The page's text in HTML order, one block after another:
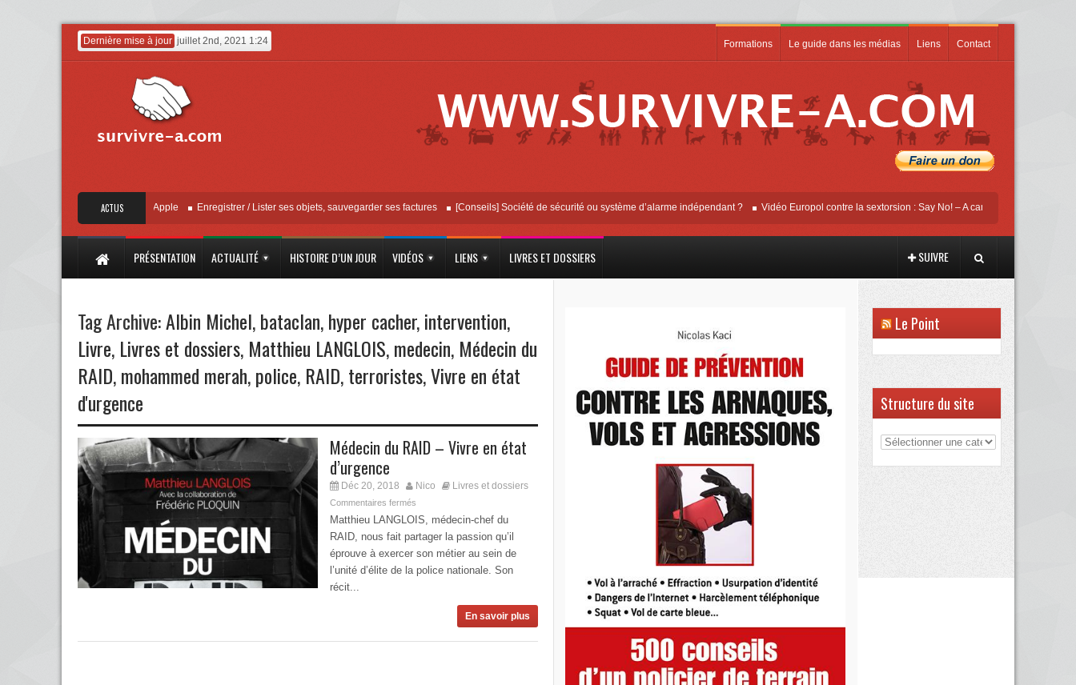
Dernière mise à jour juillet 2nd, 2021 1:24 Formations Le guide dans les médias Liens Contact
ACTUS
« Localiser » – Mise à jour Apple Enregistrer / Lister ses objets, sauvegarder ses factures [Conseils] Société de sécurité ou système d’alarme indépendant ? Vidéo Europol contre la sextorsion : Say No! – A campaign against online
PRÉSENTATION ACTUALITÉ HISTOIRE D’UN JOUR VIDÉOS LIENS LIVRES ET DOSSIERS SUIVRE
Tag Archive:Albin Michel,bataclan,hyper cacher,intervention,
Livre, Livres et dossiers, Matthieu LANGLOIS,medecin, Médecin du
RAID,mohammed merah,police, RAID,terroristes,Vivre en état
d'urgence
Médecin du RAID – Vivre en état
d’urgence
Déc 20, 2018 Nico Livres et dossiers
Commentaires fermés
Matthieu LANGLOIS, médecin-chef du
RAID, nous fait partager la passion qu’il
éprouve à exercer son métier au sein de
l’unité d’élite de la police nationale. Son
récit...
En savoir plus
Le Point
Structure du site